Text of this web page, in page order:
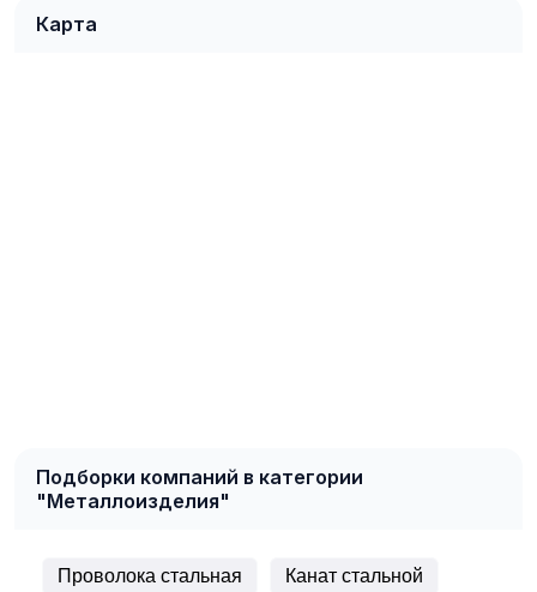
Карта
Подборки компаний в категории
"Металлоизделия"
Проволока стальная Канат стальной